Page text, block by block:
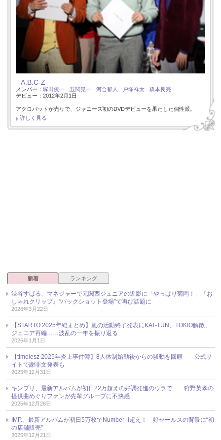
A.B.C-Z
メンバー： 塚田僚一 五関晃一 河合郁人 戸塚祥太
橋本良亮
デビュー：2012年2月1日
アクロバットが売りで、ジャニーズ初のDVDデビューを果たした個性派。
詳しく見る
新着 ランキング
渋谷すばる、マネジャーで元関西ジュニアの近影に「やっぱり菊岡！」『お
しゃれクリップ』“バックショット登場”で再び話題に
2026年3月22日
【STARTO 2025年総まとめ】嵐の活動終了発表にKAT-TUN、TOKIO解散、
ジュニア再編……波乱の一年を振り返る
2026年1月1日
【timelesz 2025年炎上事件簿】8人体制始動後からの騒動を回顧――公式サ
イトで謝罪文発表も
2025年12月31日
キンプリ、最新アルバムが初日22万超えの好調発進のウラで……狩野英孝の
提供曲めぐりファンが先輩グループに不快感
2025年12月28日
IMP.、最新アルバムが初日5万枚でNumber_i超え！ 好セールスの背景に“初
の店舗販売”
2025年12月21日